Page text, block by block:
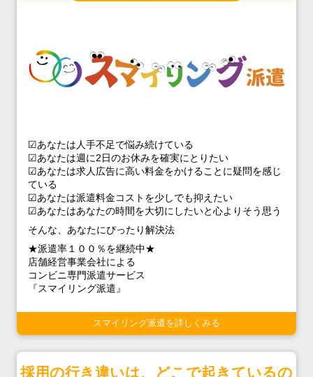
☑あなたは人手不足で悩み続けている
☑あなたは週に2日のお休みを確実にとりたい
☑あなたは求人広告に高い料金をかけることに疑問を感じ
ている
☑あなたは派遣料金コストを少しでも抑えたい
☑あなたはあなたの時間を大切にしたいと心よりそう思う
そんな、あなたにぴったり解決法
★派遣率１００％を継続中★
店舗経営事業会社による
コンビニ専門派遣サービス
『スマイリング派遣』
スマイリング派遣を詳しくみる
採用の行き違いは、どこで起きているの